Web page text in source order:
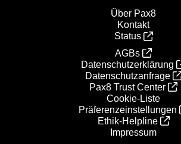
Über Pax8
Kontakt
Status
AGBs
Datenschutzerklärung
Datenschutzanfrage
Pax8 Trust Center
Cookie-Liste
Präferenzeinstellungen
Ethik‑Helpline
Impressum